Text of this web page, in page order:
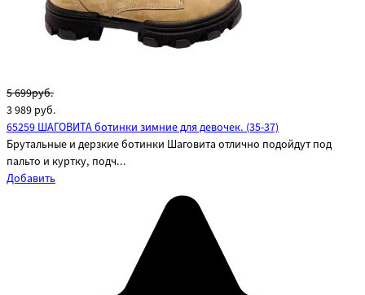
5 699руб.
3 989 руб.
65259 ШАГОВИТА ботинки зимние для девочек. (35-37)
Брутальные и дерзкие ботинки Шаговита отлично подойдут под
пальто и куртку, подч...
Добавить